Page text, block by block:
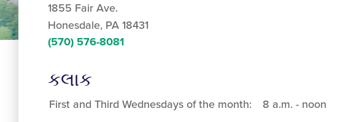
1855 Fair Ave.
Honesdale, PA 18431
(570) 576-8081
કલાક
First and Third Wednesdays of the month: 8 a.m. - noon